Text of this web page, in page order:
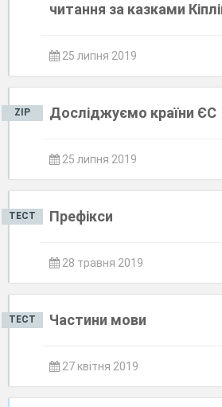
читання за казками
25 липня 2019
ZIP Досліджуємо країни ЄС
25 липня 2019
ТЕСТ Префікси
28 травня 2019
ТЕСТ Частини мови
27 квітня 2019